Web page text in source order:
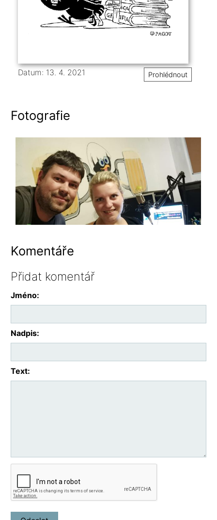
Datum: 13. 4. 2021 Prohlédnout
Fotografie
Komentáře
Přidat komentář
Jméno:
Nadpis:
Text: